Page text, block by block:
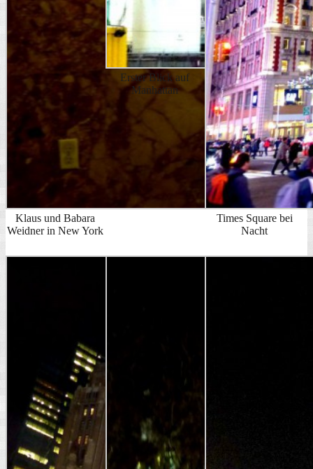
Klaus und Babara
Weidner in New York
Erster Blick auf
Manhattan
Times Square bei
Nacht